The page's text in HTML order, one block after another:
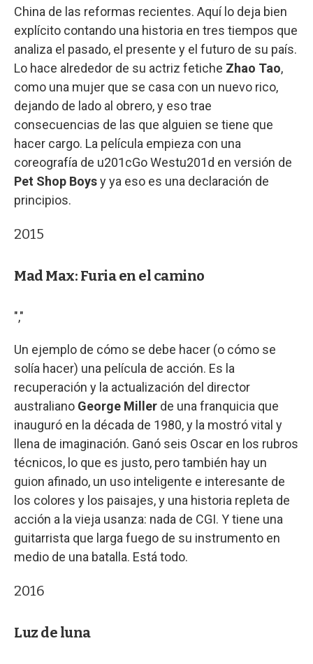
China de las reformas recientes. Aquí lo deja bien
explícito contando una historia en tres tiempos que
analiza el pasado, el presente y el futuro de su país.
Lo hace alrededor de su actriz fetiche Zhao Tao,
como una mujer que se casa con un nuevo rico,
dejando de lado al obrero, y eso trae
consecuencias de las que alguien se tiene que
hacer cargo. La película empieza con una
coreografía de u201cGo Westu201d en versión de
Pet Shop Boysy ya eso es una declaración de
principios.
2015
Mad Max: Furia en el camino
","
Un ejemplo de cómo se debe hacer (o cómo se
solía hacer) una película de acción. Es la
recuperación y la actualización del director
australiano George Miller de una franquicia que
inauguró en la década de 1980, y la mostró vital y
llena de imaginación. Ganó seis Oscar en los rubros
técnicos, lo que es justo, pero también hay un
guion afinado, un uso inteligente e interesante de
los colores y los paisajes, y una historia repleta de
acción a la vieja usanza: nada de CGI. Y tiene una
guitarrista que larga fuego de su instrumento en
medio de una batalla. Está todo.
2016
Luz de luna